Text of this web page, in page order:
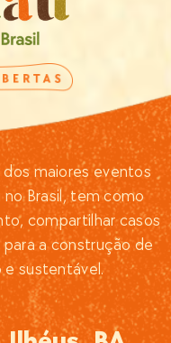
dos maiores eventos
Brasil, tem como
compartilhar casos
a construção de
e sustentável.